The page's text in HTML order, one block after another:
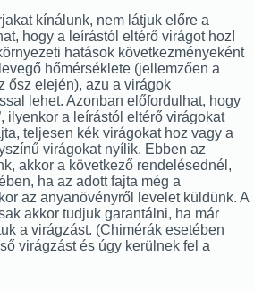
kínálunk, nem látjuk előre a
hogy a leírástól eltérő virágot hoz!
hatások következményeként
hőmérséklete (jellemzően a
ősz elején), azu a virágok
lehet. Azonban előfordulhat, hogy
ilyenkor a leírástól eltérő virágokat
teljesen kék virágokat hoz vagy a
virágokat nyílik. Ebben az
akkor a következő rendelésednél,
ha az adott fajta még a
az anyanövényről levelet küldünk. A
akkor tudjuk garantálni, ha már
a virágzást. (Chimérák esetében
virágzást és úgy kerülnek fel a